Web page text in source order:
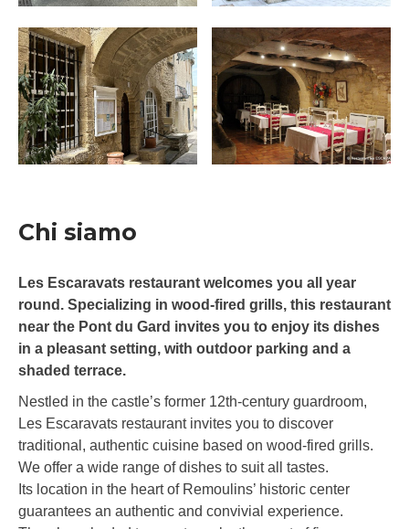
Chi siamo
Les Escaravats restaurant welcomes you all year
round. Specializing in wood-fired grills, this restaurant
near the Pont du Gard invites you to enjoy its dishes
in a pleasant setting, with outdoor parking and a
shaded terrace.
Nestled in the castle’s former 12th-century guardroom,
Les Escaravats restaurant invites you to discover
traditional, authentic cuisine based on wood-fired grills.
We offer a wide range of dishes to suit all tastes.
Its location in the heart of Remoulins’ historic center
guarantees an authentic and convivial experience.